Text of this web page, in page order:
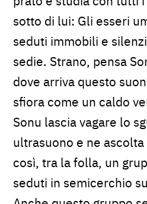
sotto di lui: Gli esseri
seduti immobili e
sedie. Strano, pensa
dove arriva questo
sfiora come un caldo
Sonu lascia vagare lo
ultrasuono e ne ascolta
così, tra la folla, un
seduti in semicerchio